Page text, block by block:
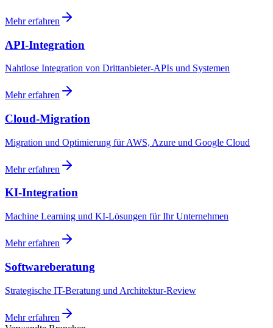
Mehr erfahren
API-Integration
Nahtlose Integration von Drittanbieter-APIs und Systemen
Mehr erfahren
Cloud-Migration
Migration und Optimierung für AWS, Azure und Google Cloud
Mehr erfahren
KI-Integration
Machine Learning und KI-Lösungen für Ihr Unternehmen
Mehr erfahren
Softwareberatung
Strategische IT-Beratung und Architektur-Review
Mehr erfahren